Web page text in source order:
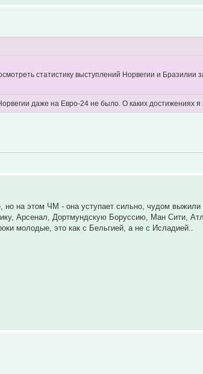
статистику выступлений Норвегии и Бразилии
даже на Евро-24 не было. О каких достижениях я
на этом ЧМ - она уступает сильно, чудом выжили
Арсенал, Дортмундскую Боруссию, Ман Сити,
молодые, это как с Бельгией, а не с Исладией..